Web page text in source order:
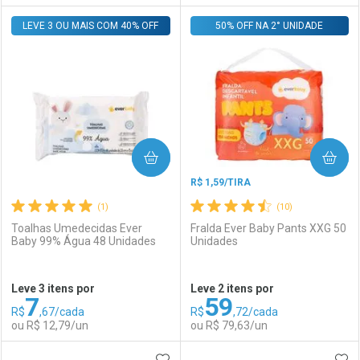
FECHAR
Comprar sem Desconto
Por R$ 39,99/cada
FECHAR
Comprar sem Desconto
Por R$ 39,99/cada
Laboratório
Comprar sem Desconto
Por R$ 39,99/cada
Por Menos
Comprar sem Desconto
Por R$ 39,99/cada
(1)
Toalhas Umedecidas Ever
Baby 99% Água 48 Unidades
LEVE 3 OU MAIS COM 40% OFF
Leve 3 itens por
R$7,67/cada
ou R$ 12,79/un
COMPRAR
(10)
R$ 1,59/TIRA
Fralda Ever Baby Pants XXG 50
Unidades
50% OFF NA 2° UNIDADE
Leve 2 itens por
R$59,72/cada
ou R$ 79,63/un
COMPRAR